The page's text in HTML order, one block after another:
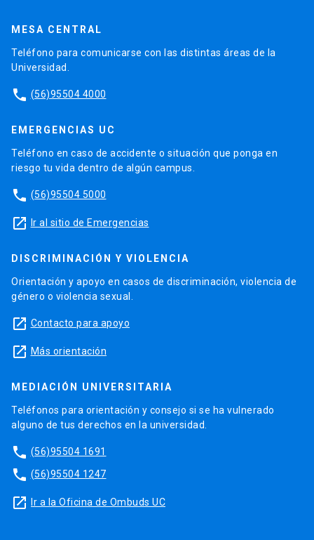
MESA CENTRAL
Teléfono para comunicarse con las distintas áreas de la
Universidad.
phone (56)95504 4000
EMERGENCIAS UC
Teléfono en caso de accidente o situación que ponga en
riesgo tu vida dentro de algún campus.
phone (56)95504 5000
launch Ir al sitio de Emergencias
DISCRIMINACIÓN Y VIOLENCIA
Orientación y apoyo en casos de discriminación, violencia de
género o violencia sexual.
launch Contacto para apoyo
launch Más orientación
MEDIACIÓN UNIVERSITARIA
Teléfonos para orientación y consejo si se ha vulnerado
alguno de tus derechos en la universidad.
phone (56)95504 1691
phone (56)95504 1247
launch Ir a la Oficina de Ombuds UC